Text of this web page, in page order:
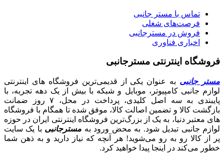
تماس با مستر جانبی
فرصت‌های شغلی
فروش در مسترجانبی
اخباری فناوری
فروشگاه اینترنتی مسترجانبی
مستر جانبی به عنوان یکی از قدیمی‌ترین فروشگاه های اینترنتی
لوازم جانبی کامپیوتر، موبایل و شبکه با بیش از یک دهه تجربه، با
پایبندی به سه اصل کلیدی، پرداخت در محل، ۷ روز ضمانت
بازگشت کالا و تضمین اصالت کالا، موفق شده تا همگام با فروشگاه‌
های معتبر دنیا، به یک از بزرگ‌ترین فروشگاه اینترنتی ایران در حوزه
لوازم جانبی تبدیل شود. به محض ورود به مسترجانبی با یک سایت
پر از کالا رو به رو می‌شوید! هر آنچه که نیاز دارید و به ذهن شما
خطور می‌کند در اینجا پیدا خواهید کرد.